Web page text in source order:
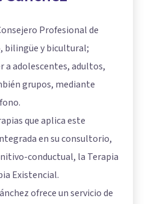
Profesional de
bilingüe y bicultural;
a adolescentes, adultos,
grupos, mediante
que aplica este
en su consultorio,
conductual, la Terapia
Existencial.
ofrece un servicio de